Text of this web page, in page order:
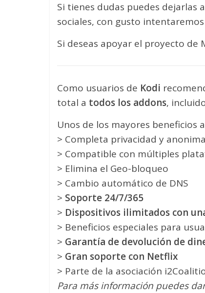
Si tienes dudas puedes dejarlas
sociales, con gusto
Si deseas apoyar el proyecto de
Como usuarios de Kodi
total a todos los addons,
Unos de los mayores beneficios
> Completa privacidad y
> Compatible con múltiples
> Elimina el Geo-bloqueo
> Cambio automático de DNS
> Soporte 24/7/365
> Dispositivos ilimitados con
> Beneficios especiales para
> Garantía de devolución de
> Gran soporte con Netflix
> Parte de la asociación
Para más información puedes